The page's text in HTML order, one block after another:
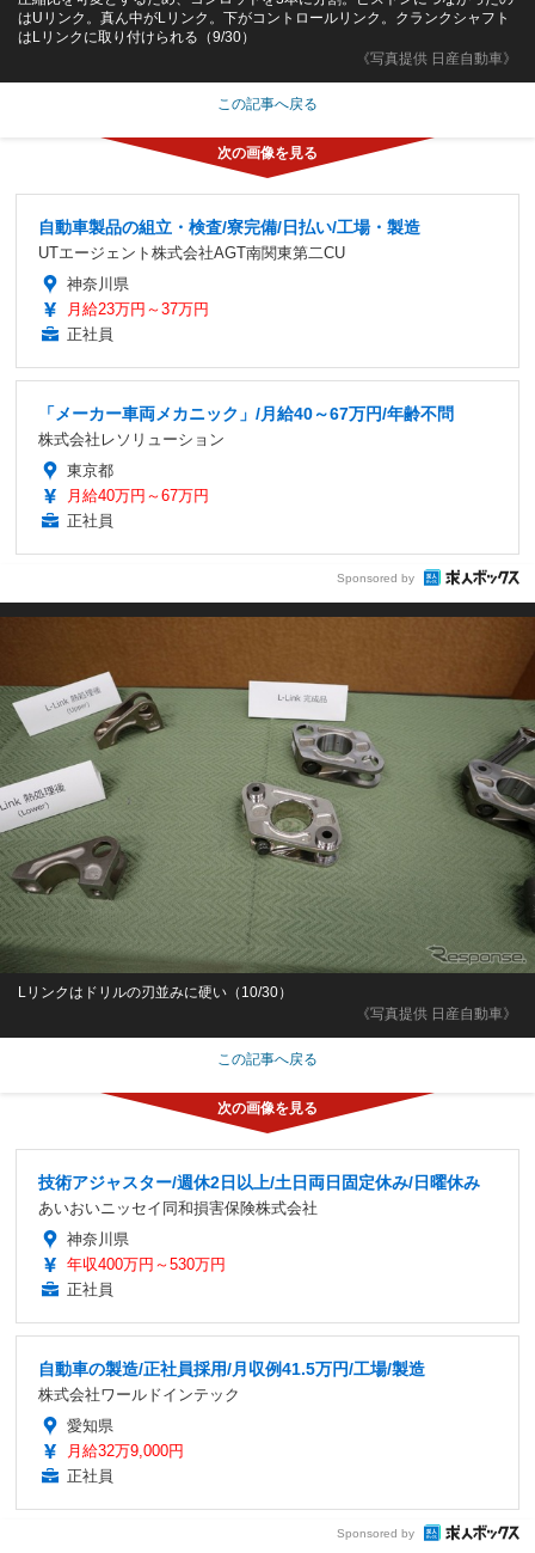
《写真提供 日産自動車》
はUリンク。真ん中がLリンク。下がコントロールリンク。クランクシャフト
はLリンクに取り付けられる（9/30）
この記事へ戻る
自動車製品の組立・検査/寮完備/日払い/工場・製造
UTエージェント株式会社AGT南関東第二CU
神奈川県
月給23万円～37万円
正社員
「メーカー車両メカニック」/月給40～67万円/年齢不問
株式会社レソリューション
東京都
月給40万円～67万円
正社員
Sponsored by
《写真提供 日産自動車》
Lリンクはドリルの刃並みに硬い（10/30）
この記事へ戻る
技術アジャスター/週休2日以上/土日両日固定休み/日曜休み
あいおいニッセイ同和損害保険株式会社
神奈川県
年収400万円～530万円
正社員
自動車の製造/正社員採用/月収例41.5万円/工場/製造
株式会社ワールドインテック
愛知県
月給32万9,000円
正社員
Sponsored by